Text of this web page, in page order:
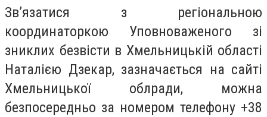
Зв’язатися з регіональною
координаторкою Уповноваженого зі
зниклих безвісти в Хмельницькій області
Наталією Дзекар, зазначається на сайті
Хмельницької облради, можна
безпосередньо за номером телефону +38